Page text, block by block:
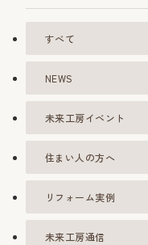
すべて
NEWS
未来工房イベント
住まい人の方へ
リフォーム実例
未来工房通信